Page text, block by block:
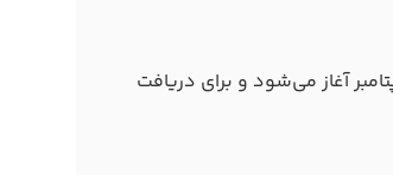
آغاز می‌شود و برای دریافت